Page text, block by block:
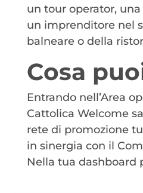
un tour operator,
un imprenditore nel
balneare o della
Cosa
Entrando nell’Area
Cattolica Welcome
rete di promozione
in sinergia con il
Nella tua dashboard